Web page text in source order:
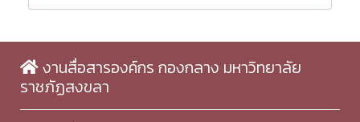
งานสื่อสารองค์กร กองกลาง มหาวิทยาลัย
ราชภัฏสงขลา